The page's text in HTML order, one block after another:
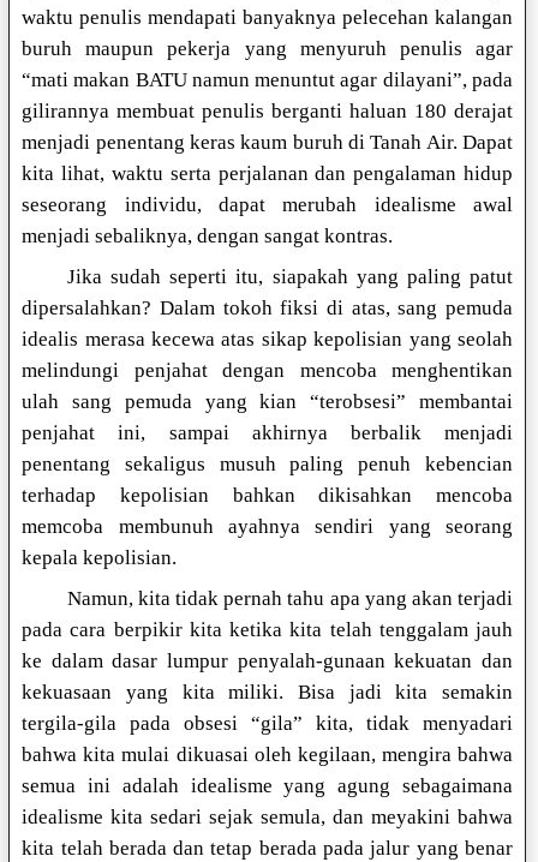
waktu penulis mendapati banyaknya pelecehan kalangan
buruh maupun pekerja yang menyuruh penulis agar
“mati makan BATU namun menuntut agar dilayani”, pada
gilirannya membuat penulis berganti haluan 180 derajat
menjadi penentang keras kaum buruh di Tanah Air. Dapat
kita lihat, waktu serta perjalanan dan pengalaman hidup
seseorang individu, dapat merubah idealisme awal
menjadi sebaliknya, dengan sangat kontras.
Jika sudah seperti itu, siapakah yang paling patut
dipersalahkan? Dalam tokoh fiksi di atas, sang pemuda
idealis merasa kecewa atas sikap kepolisian yang seolah
melindungi penjahat dengan mencoba menghentikan
ulah sang pemuda yang kian “terobsesi” membantai
penjahat ini, sampai akhirnya berbalik menjadi
penentang sekaligus musuh paling penuh kebencian
terhadap kepolisian bahkan dikisahkan mencoba
memcoba membunuh ayahnya sendiri yang seorang
kepala kepolisian.
Namun, kita tidak pernah tahu apa yang akan terjadi
pada cara berpikir kita ketika kita telah tenggalam jauh
ke dalam dasar lumpur penyalah-gunaan kekuatan dan
kekuasaan yang kita miliki. Bisa jadi kita semakin
tergila-gila pada obsesi “gila” kita, tidak menyadari
bahwa kita mulai dikuasai oleh kegilaan, mengira bahwa
semua ini adalah idealisme yang agung sebagaimana
idealisme kita sedari sejak semula, dan meyakini bahwa
kita telah berada dan tetap berada pada jalur yang benar